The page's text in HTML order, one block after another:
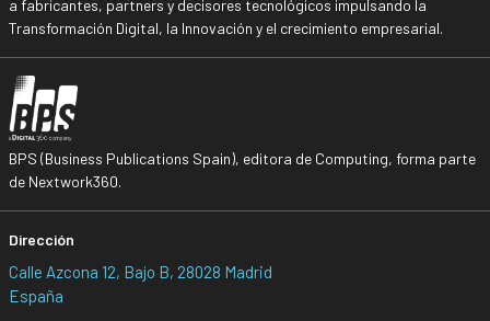
a fabricantes, partners y decisores tecnológicos impulsando la
Transformación Digital, la Innovación y el crecimiento empresarial.
BPS (Business Publications Spain), editora de Computing, forma parte
de Nextwork360.
Dirección
Calle Azcona 12, Bajo B, 28028 Madrid
España